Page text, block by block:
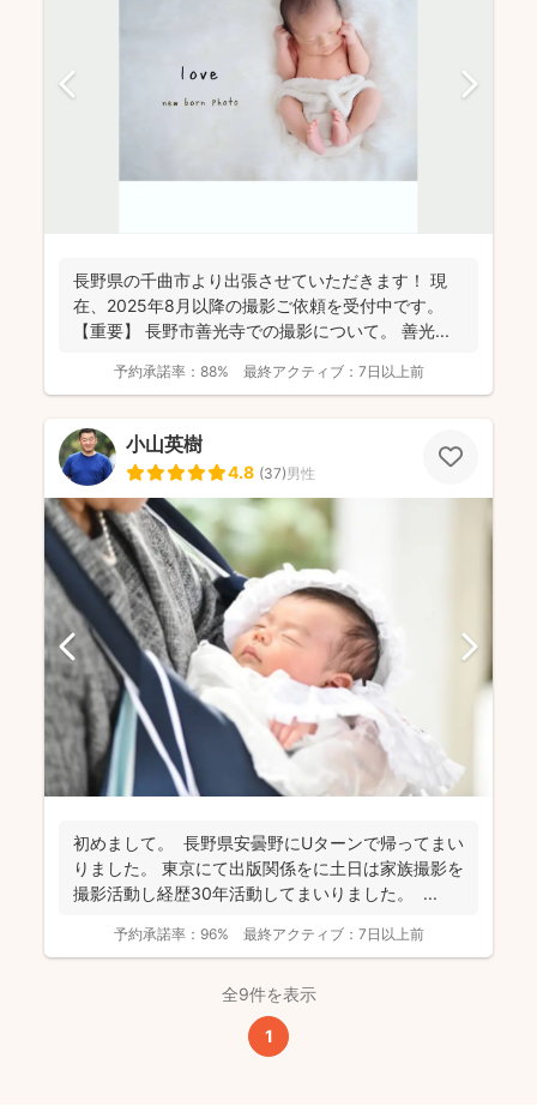
長野県の千曲市より出張させていただきます！ 現
在、2025年8月以降の撮影ご依頼を受付中です。
【重要】 長野市善光寺での撮影について。 善光...
予約承諾率： 88% 最終アクティブ： 7日以上前
小山英樹
4.8 (37)男性
初めまして。 長野県安曇野にUターンで帰ってまい
りました。 東京にて出版関係をに土日は家族撮影を
撮影活動し経歴30年活動してまいりました。 ...
予約承諾率： 96% 最終アクティブ： 7日以上前
全9件を表示
1